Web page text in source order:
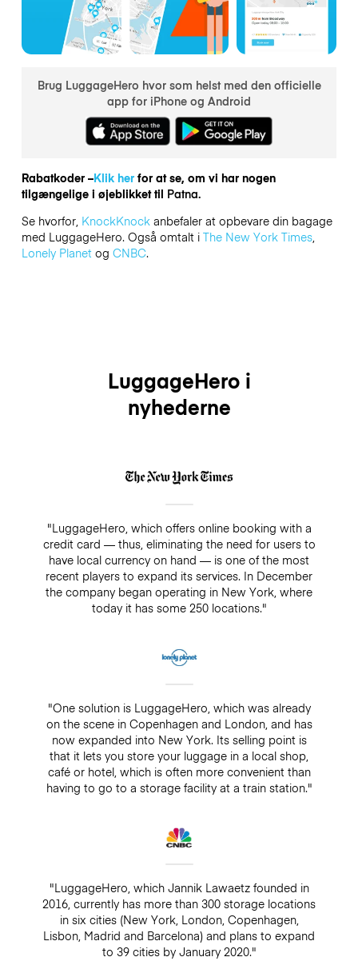
Brug LuggageHero hvor som helst med den officielle
app for iPhone og Android
Rabatkoder –Klik herfor at se, om vi har nogen
tilgængelige i øjeblikket til Patna.
Se hvorfor, KnockKnockanbefaler at opbevare din bagage
med LuggageHero. Også omtalt i The New York Times,
Lonely Planetog CNBC.
LuggageHero i
nyhederne
"LuggageHero, which offers online booking with a
credit card — thus, eliminating the need for users to
have local currency on hand — is one of the most
recent players to expand its services. In December
the company began operating in New York, where
today it has some 250 locations."
"One solution is LuggageHero, which was already
on the scene in Copenhagen and London, and has
now expanded into New York. Its selling point is
that it lets you store your luggage in a local shop,
café or hotel, which is often more convenient than
having to go to a storage facility at a train station."
"LuggageHero, which Jannik Lawaetz founded in
2016, currently has more than 300 storage locations
in six cities (New York, London, Copenhagen,
Lisbon, Madrid and Barcelona) and plans to expand
to 39 cities by January 2020."